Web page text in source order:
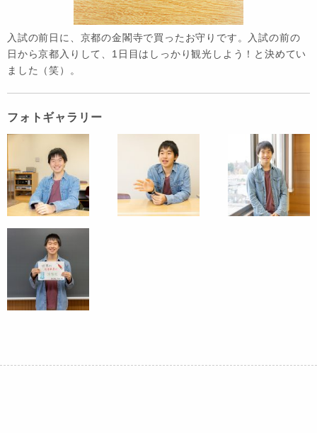
入試の前日に、京都の金閣寺で買ったお守りです。入試の前の
日から京都入りして、1日目はしっかり観光しよう！と決めてい
ました（笑）。
フォトギャラリー